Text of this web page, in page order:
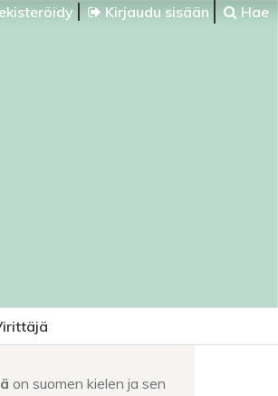
Kirjaudu sisään Hae
on suomen kielen ja sen